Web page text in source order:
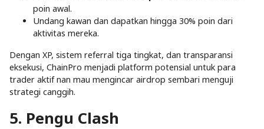
poin awal.
Undang kawan dan dapatkan hingga 30% poin dari
aktivitas mereka.
Dengan XP, sistem referral tiga tingkat, dan transparansi
eksekusi, ChainPro menjadi platform potensial untuk para
trader aktif nan mau mengincar airdrop sembari menguji
strategi canggih.
5. Pengu Clash